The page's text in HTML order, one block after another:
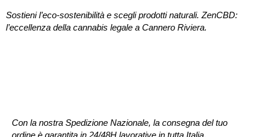
Sostieni l’eco-sostenibilità e scegli prodotti naturali. ZenCBD:
l’eccellenza della cannabis legale a Cannero Riviera.
Con la nostra Spedizione Nazionale, la consegna del tuo